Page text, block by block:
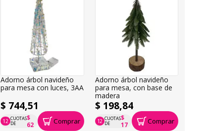
Adorno árbol navideño
para mesa con luces, 3AA
$ 744,51
12 CUOTAS
DE
$
62
P.T.F. $ 745 Comprar
Adorno árbol navideño
para mesa, con base de
madera
$ 198,84
12 CUOTAS
DE
$
17
P.T.F. $ 199 Comprar